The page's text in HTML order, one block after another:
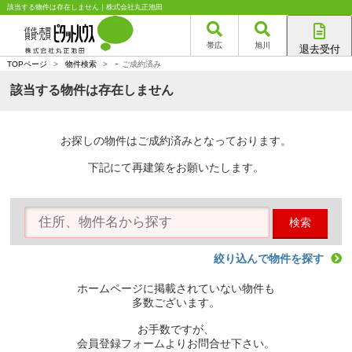
該当する物件は存在しません｜株式会社丸正池田
帯広 旭川 退去受付
TOPページ > 物件検索 > - ご成約済み
該当する物件は存在しません
お探しの物件はご成約済みとなっております。
下記にて再建策をお願いたします。
検索
絞り込んで物件を探す
ホームページに掲載されていない物件も
多数ございます。
お手数ですが、
会員登録フォームよりお問合せ下さい。